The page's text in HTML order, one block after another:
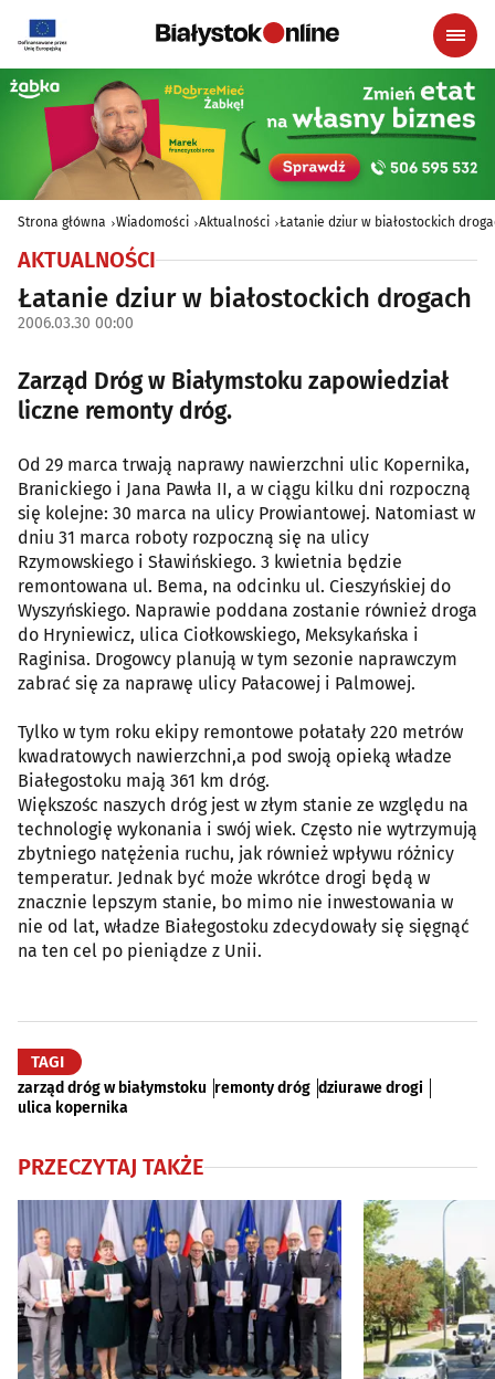
Strona główna Wiadomości Aktualności Łatanie dziur w białostockich
AKTUALNOŚCI
Łatanie dziur w białostockich drogach
2006.03.30 00:00
Zarząd Dróg w Białymstoku zapowiedział
liczne remonty dróg.
Od 29 marca trwają naprawy nawierzchni ulic Kopernika,
Branickiego i Jana Pawła II, a w ciągu kilku dni rozpoczną
się kolejne: 30 marca na ulicy Prowiantowej. Natomiast w
dniu 31 marca roboty rozpoczną się na ulicy
Rzymowskiego i Sławińskiego. 3 kwietnia będzie
remontowana ul. Bema, na odcinku ul. Cieszyńskiej do
Wyszyńskiego. Naprawie poddana zostanie również droga
do Hryniewicz, ulica Ciołkowskiego, Meksykańska i
Raginisa. Drogowcy planują w tym sezonie naprawczym
zabrać się za naprawę ulicy Pałacowej i Palmowej.
Tylko w tym roku ekipy remontowe połatały 220 metrów
kwadratowych nawierzchni,a pod swoją opieką władze
Białegostoku mają 361 km dróg.
Większośc naszych dróg jest w złym stanie ze względu na
technologię wykonania i swój wiek. Często nie wytrzymują
zbytniego natężenia ruchu, jak również wpływu różnicy
temperatur. Jednak być może wkrótce drogi będą w
znacznie lepszym stanie, bo mimo nie inwestowania w
nie od lat, władze Białegostoku zdecydowały się sięgnąć
na ten cel po pieniądze z Unii.
TAGI
zarząd dróg w białymstoku remonty dróg dziurawe drogi
ulica kopernika
PRZECZYTAJ TAKŻE